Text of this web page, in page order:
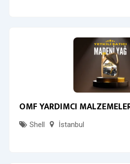
OMF YARDIMCI
Shell İstanbul